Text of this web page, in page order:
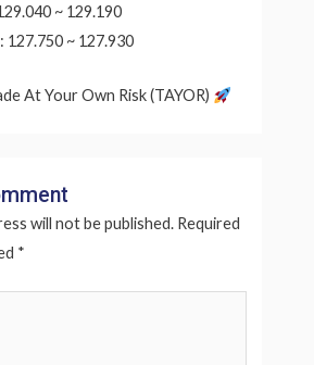
~ 129.190
~ 127.930
At Your Own Risk (TAYOR)
will not be published. Required
*